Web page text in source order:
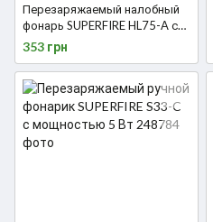
Перезаряжаемый налобный
фонарь SUPERFIRE HL75-A с
датчиком движения и
мощностью 2 Вт
353 грн